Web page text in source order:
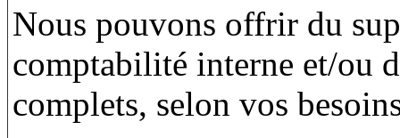
Nous pouvons offrir du
comptabilité interne et/ou
complets, selon vos